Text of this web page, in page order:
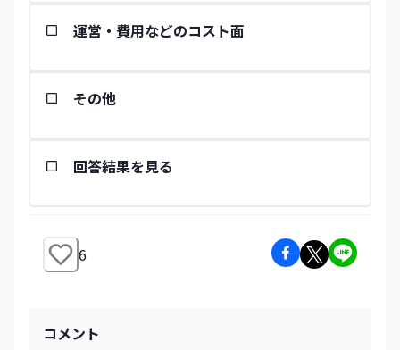
運営・費用などのコスト面
その他
回答結果を見る
6
コメント